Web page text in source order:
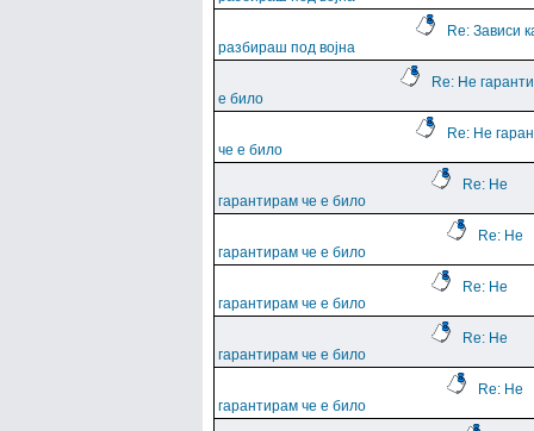
Re: Зависи
разбираш под војна
Re: Не
е било
Re: Не
че е било
Re: Не
гарантирам че е било
Re: Не
гарантирам че е било
Re: Не
гарантирам че е било
Re: Не
гарантирам че е било
Re: Не
гарантирам че е било